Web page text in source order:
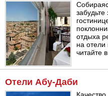
отдыха
на
читайте в
Отели Абу-Даби